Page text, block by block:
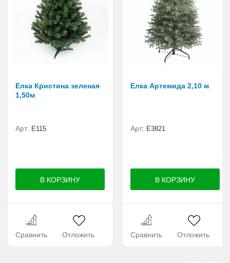
Елка Кристина зеленая
1,50м
Арт: E115
Сравнить Отложить
Елка Артемида 2,10 м
Арт: E3821
Сравнить Отложить